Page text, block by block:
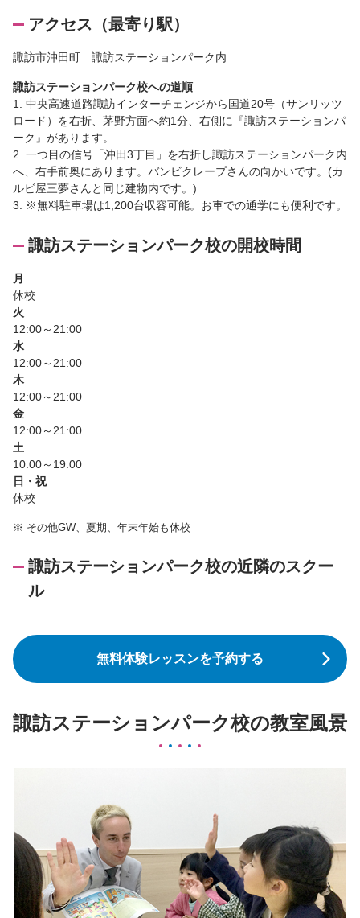
アクセス（最寄り駅）
諏訪市沖田町 諏訪ステーションパーク内
諏訪ステーションパーク校への道順
1. 中央高速道路諏訪インターチェンジから国道20号（サンリッツ
ロード）を右折、茅野方面へ約1分、右側に『諏訪ステーションパ
ーク』があります。
2. 一つ目の信号「沖田3丁目」を右折し諏訪ステーションパーク内
へ、右手前奥にあります。バンビクレープさんの向かいです。(カ
ルビ屋三夢さんと同じ建物内です。)
3. ※無料駐車場は1,200台収容可能。お車での通学にも便利です。
諏訪ステーションパーク校の開校時間
月
休校
火
12:00～21:00
水
12:00～21:00
木
12:00～21:00
金
12:00～21:00
土
10:00～19:00
日・祝
休校
※ その他GW、夏期、年末年始も休校
諏訪ステーションパーク校の近隣のスクー
ル
無料体験レッスンを予約する
諏訪ステーションパーク校の教室風景